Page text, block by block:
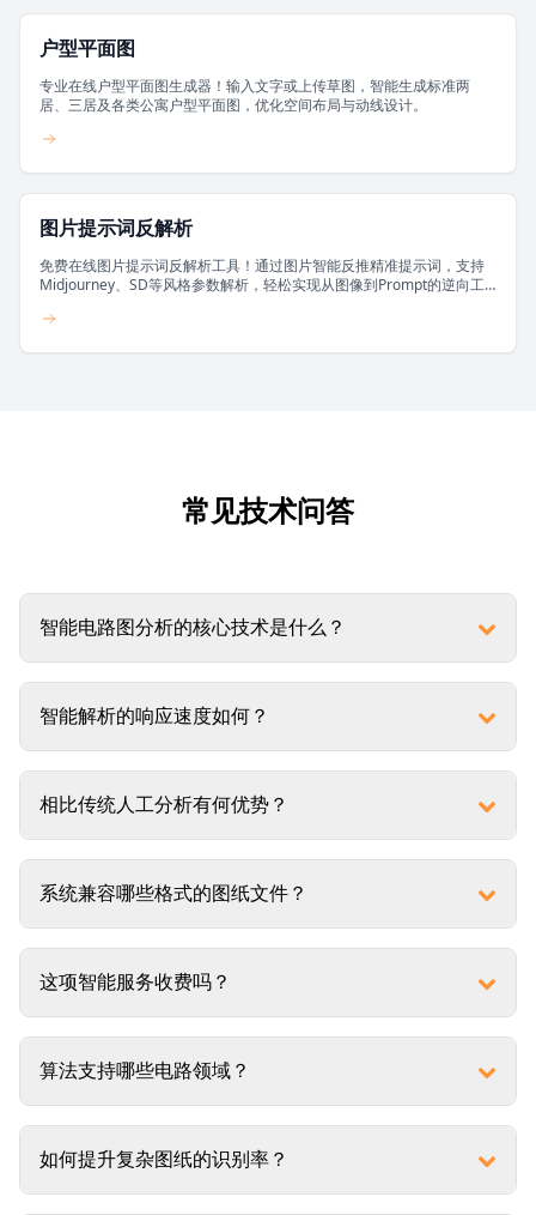
户型平面图
专业在线户型平面图生成器！输入文字或上传草图，智能生成标准两
居、三居及各类公寓户型平面图，优化空间布局与动线设计。
图片提示词反解析
免费在线图片提示词反解析工具！通过图片智能反推精准提示词，支持
Midjourney、SD等风格参数解析，轻松实现从图像到Prompt的逆向工
常见技术问答
智能电路图分析的核心技术是什么？
智能解析的响应速度如何？
相比传统人工分析有何优势？
系统兼容哪些格式的图纸文件？
这项智能服务收费吗？
算法支持哪些电路领域？
如何提升复杂图纸的识别率？